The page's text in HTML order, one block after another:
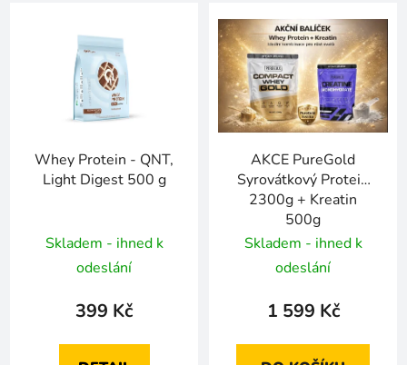
Whey Protein - QNT,
Light Digest 500 g
Skladem - ihned k
odeslání
399 Kč
AKCE PureGold
Syrovátkový Protein
2300g + Kreatin
500g
Skladem - ihned k
odeslání
1 599 Kč